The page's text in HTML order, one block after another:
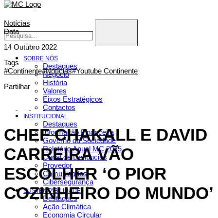
SOBRE NÓS
Destaques
Negócio
História
Valores
Eixos Estratégicos
Contactos
INSTITUCIONAL
Destaques
Informação Financeira
Governo da Sociedade
Relatório Anual MC 2025
Canal de Denúncias
Provedor
Comunicados
Cibersegurança
SUSTENTABILIDADE
Destaques
Ação Climática
Economia Circular
Notícias
Data
14 Outubro 2022
Tags
#Continente#Notícias#Youtube Continente
Partilhar
CHEF CHAKALL E DAVID
CARREIRA VÃO
ESCOLHER ‘O PIOR
COZINHEIRO DO MUNDO’